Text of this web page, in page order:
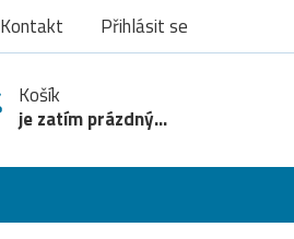
Kontakt Přihlásit se
Košík
je zatím prázdný...